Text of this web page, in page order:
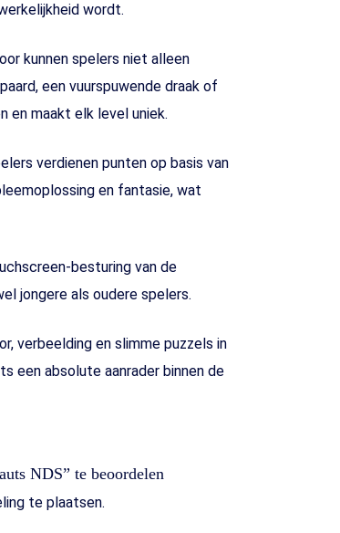
wordt.
kunnen spelers niet alleen
een vuurspuwende draak of
en maakt elk level uniek.
verdienen punten op basis van
en fantasie, wat
besturing van de
jongere als oudere spelers.
verbeelding en slimme puzzels in
een absolute aanrader binnen de
NDS” te beoordelen
te plaatsen.